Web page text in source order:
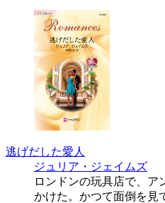
逃げだした愛人
ジュリア・ジェイムズ
ロンドンの玩具店で、ア
かけた。かつて面倒を見